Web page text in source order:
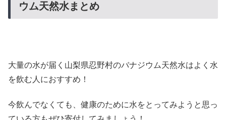
ウム天然水まとめ
大量の水が届く山梨県忍野村のバナジウム天然水はよく水
を飲む人におすすめ！
今飲んでなくても、健康のために水をとってみようと思っ